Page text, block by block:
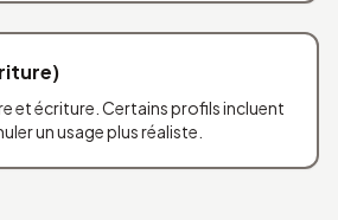
et écriture. Certains profils incluent
un usage plus réaliste.